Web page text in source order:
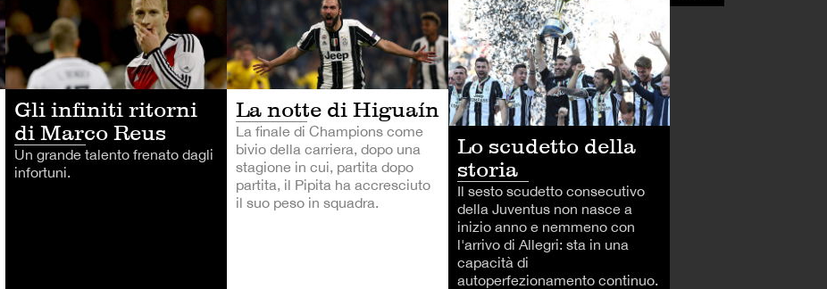
Gli infiniti ritorni
di Marco Reus
Un grande talento frenato dagli
infortuni.
La notte di Higuaín
La finale di Champions come
bivio della carriera, dopo una
stagione in cui, partita dopo
partita, il Pipita ha accresciuto
il suo peso in squadra.
Lo scudetto della
storia
Il sesto scudetto consecutivo
della Juventus non nasce a
inizio anno e nemmeno con
l'arrivo di Allegri: sta in una
capacità di
autoperfezionamento continuo.